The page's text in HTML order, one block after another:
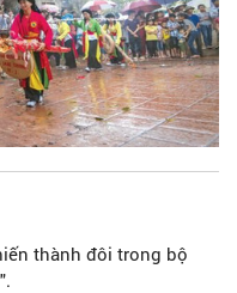
thành đôi trong bộ